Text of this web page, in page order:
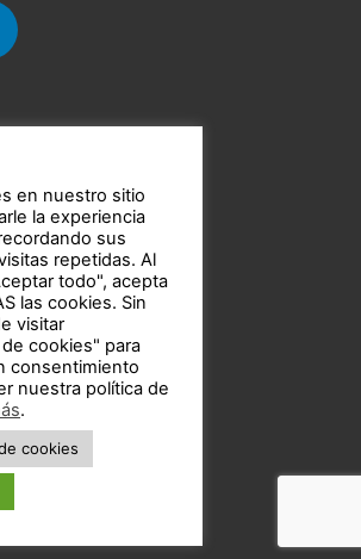
Copyright © 2021 Bulbos
en nuestro sitio
la experiencia
sus
repetidas. Al
todo", acepta
las cookies. Sin
visitar
cookies" para
consentimiento
nuestra política de
.
cookies